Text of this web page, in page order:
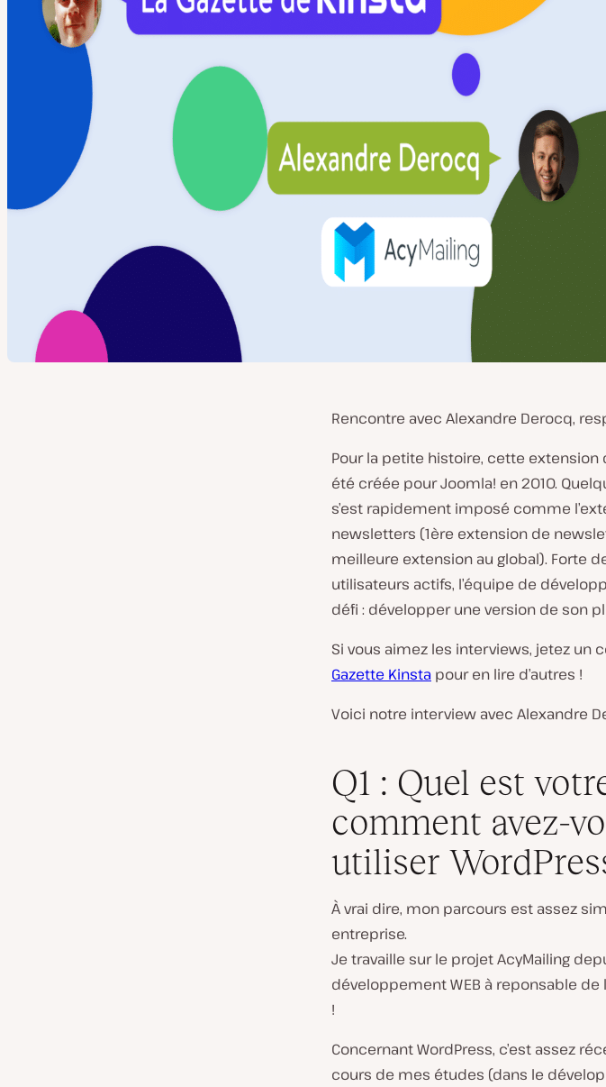
Rencontre avec Alexandre Derocq,
Pour la petite histoire, cette extension
été créée pour Joomla! en 2010.
s’est rapidement imposé comme
newsletters (1ère extension de
meilleure extension au global). Forte
utilisateurs actifs, l’équipe de
défi : développer une version de son
Si vous aimez les interviews, jetez un
Gazette Kinsta pour en lire d’autres !
Voici notre interview avec Alexandre
Q1 : Quel est
comment avez-
utiliser
À vrai dire, mon parcours est assez
entreprise.
Je travaille sur le projet AcyMailing
développement WEB à reponsable de
!
Concernant WordPress, c’est assez
cours de mes études (dans le